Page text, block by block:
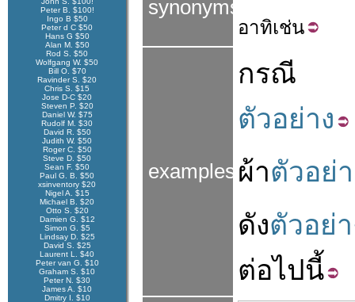
Peter B. $100!
Ingo B $50
Peter d C $50
Hans G $50
Alan M. $50
Rod S. $50
Wolfgang W. $50
Bill O. $70
Ravinder S. $20
Chris S. $15
Jose D-C $20
Steven P. $20
Daniel W. $75
Rudolf M. $30
David R. $50
Judith W. $50
Roger C. $50
Steve D. $50
Sean F. $50
Paul G. B. $50
xsinventory $20
Nigel A. $15
Michael B. $20
Otto S. $20
Damien G. $12
Simon G. $5
Lindsay D. $25
David S. $25
Laurent L. $40
Peter van G. $10
Graham S. $10
Peter N. $30
James A. $10
Dmitry I. $10
synonyms
อาทิเช่น
examples
กรณี
ตัวอย่าง
ผ้าตัวอย่
ดังตัวอย่
ต่อไปนี้